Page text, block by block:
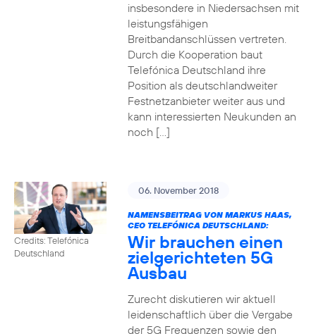
insbesondere in Niedersachsen mit
leistungsfähigen
Breitbandanschlüssen vertreten.
Durch die Kooperation baut
Telefónica Deutschland ihre
Position als deutschlandweiter
Festnetzanbieter weiter aus und
kann interessierten Neukunden an
noch […]
Credits: Telefónica
Deutschland
06. November 2018
NAMENSBEITRAG VON MARKUS HAAS,
CEO TELEFÓNICA DEUTSCHLAND:
Wir brauchen einen
zielgerichteten 5G
Ausbau
Zurecht diskutieren wir aktuell
leidenschaftlich über die Vergabe
der 5G Frequenzen sowie den